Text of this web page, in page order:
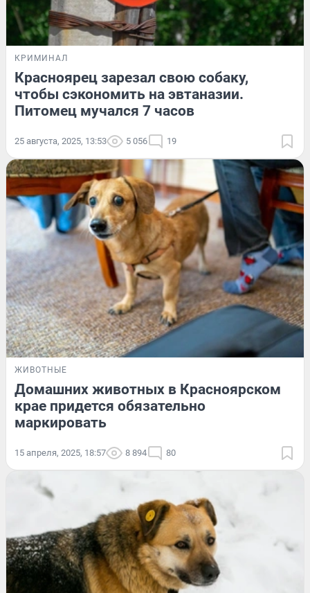
КРИМИНАЛ
Красноярец зарезал свою собаку,
чтобы сэкономить на эвтаназии.
Питомец мучался 7 часов
25 августа, 2025, 13:53 5 056 19
ЖИВОТНЫЕ
Домашних животных в Красноярском
крае придется обязательно
маркировать
15 апреля, 2025, 18:57 8 894 80